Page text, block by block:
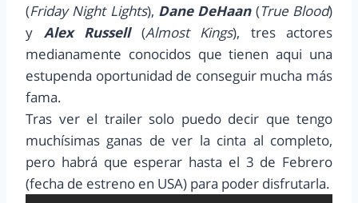
(Friday Night Lights), Dane DeHaan(True Blood)
y Alex Russell(Almost Kings), tres actores
medianamente conocidos que tienen aqui una
estupenda oportunidad de conseguir mucha más
fama.
Tras ver el trailer solo puedo decir que tengo
muchísimas ganas de ver la cinta al completo,
pero habrá que esperar hasta el 3 de Febrero
(fecha de estreno en USA) para poder disfrutarla.